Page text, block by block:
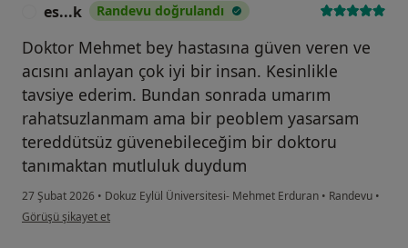
es...k Randevu doğrulandı
Doktor Mehmet bey hastasına güven veren ve
acısını anlayan çok iyi bir insan. Kesinlikle
tavsiye ederim. Bundan sonrada umarım
rahatsuzlanmam ama bir peoblem yasarsam
tereddütsüz güvenebileceğim bir doktoru
tanımaktan mutluluk duydum
27 Şubat 2026 • Dokuz Eylül Üniversitesi- Mehmet Erduran • Randevu •
kullanıcının görüşüne göre es...k
Görüşü şikayet et